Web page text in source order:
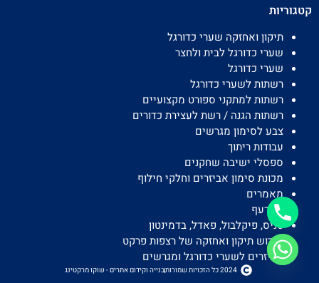
קטגוריות
תיקון ואחזקה שערי כדורגל
שערי כדורגל לבית ולחצר
שערי כדורגל
רשתות לשערי כדורגל
רשתות למתקני ספורט מקצועיים
רשתות הגנה / רשת לעצירת כדורים
צבע לסימון מגרשים
עבודות ריתוך
ספסלי ישיבה שחקנים
מכונת סימון אביזרים וחלקי חילוף
מאמרים
כדורעף
טניס, פיקלבול, פאדל, בדמינטון
חידוש תיקון ואחזקה של רצפות פרקט
אביזרים לשערי כדורגל ומגרשים
2024 כל הזכויות שמורות בנייה וקידום אתרים - שוקו מרקטינג